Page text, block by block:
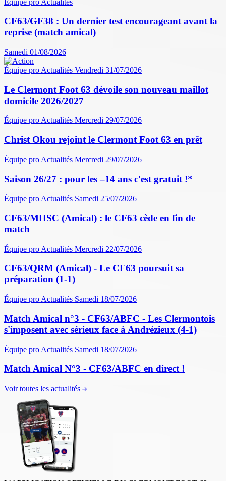
CF63/GF38 : Un dernier test encourageant avant la
reprise (match amical)
Samedi 01/08/2026
Équipe pro Actualités Vendredi 31/07/2026
Le Clermont Foot 63 dévoile son nouveau maillot
domicile 2026/2027
Équipe proActualités Mercredi 29/07/2026
Christ Okou rejoint le Clermont Foot 63 en prêt
Équipe pro Actualités Mercredi 29/07/2026
Saison 26/27 : pour les –14 ans c'est gratuit !*
Équipe pro Actualités Samedi 25/07/2026
CF63/MHSC (Amical) : le CF63 cède en fin de
match
Équipe pro Actualités Mercredi 22/07/2026
CF63/QRM (Amical) - Le CF63 poursuit sa
préparation (1-1)
Équipe pro Actualités Samedi 18/07/2026
Match Amical n°3 - CF63/ABFC - Les Clermontois
s'imposent avec sérieux face à Andrézieux (4-1)
Équipe pro Actualités Samedi 18/07/2026
Match Amical N°3 - CF63/ABFC en direct !
Voir toutes les actualités